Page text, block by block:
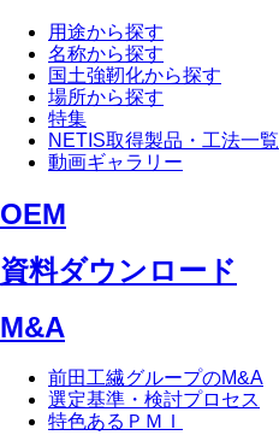
用途から探す
名称から探す
国土強靭化から探す
場所から探す
特集
NETIS取得製品・工法一覧
動画ギャラリー
OEM
資料ダウンロード
M&A
前田工繊グループのM&A
選定基準・検討プロセス
特色あるＰＭＩ